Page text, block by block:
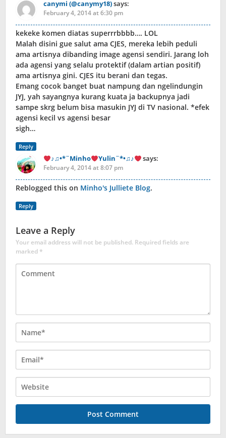
canymi (@canymy18)says:
February 4, 2014 at 6:30 pm
kekeke komen diatas superrrbbbb…. LOL
Malah disini gue salut ama CJES, mereka lebih peduli
ama artisnya dibanding image agensi sendiri. Jarang loh
ada agensi yang selalu protektif (dalam artian positif)
ama artisnya gini. CJES itu berani dan tegas.
Emang cocok banget buat nampung dan ngelindungin
JYJ, yah sayangnya kurang kuata ja backupnya jadi
sampe skrg belum bisa masukin JYJ di TV nasional. *efek
agensi kecil vs agensi besar
sigh…
Reply
♪♫•*¨Minho Yulin¨*•♫♪ says:
February 4, 2014 at 8:07 pm
Reblogged this on Minho's Julliete Blog.
Reply
Leave a Reply
Your email address will not be published. Required fields are
marked*